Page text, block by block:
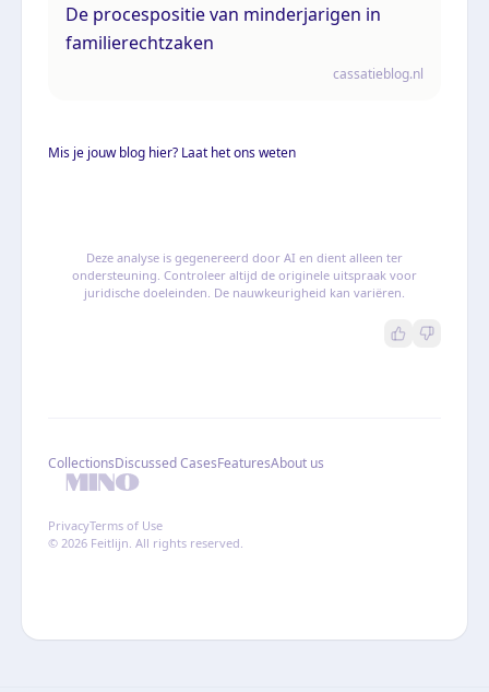
De procespositie van minderjarigen in
familierechtzaken
cassatieblog.nl
Mis je jouw blog hier? Laat het ons weten
Deze analyse is gegenereerd door AI en dient alleen ter
ondersteuning. Controleer altijd de originele uitspraak voor
juridische doeleinden. De nauwkeurigheid kan variëren.
CollectionsDiscussed CasesFeaturesAbout us
PrivacyTerms of Use
© 2026 Feitlijn. All rights reserved.